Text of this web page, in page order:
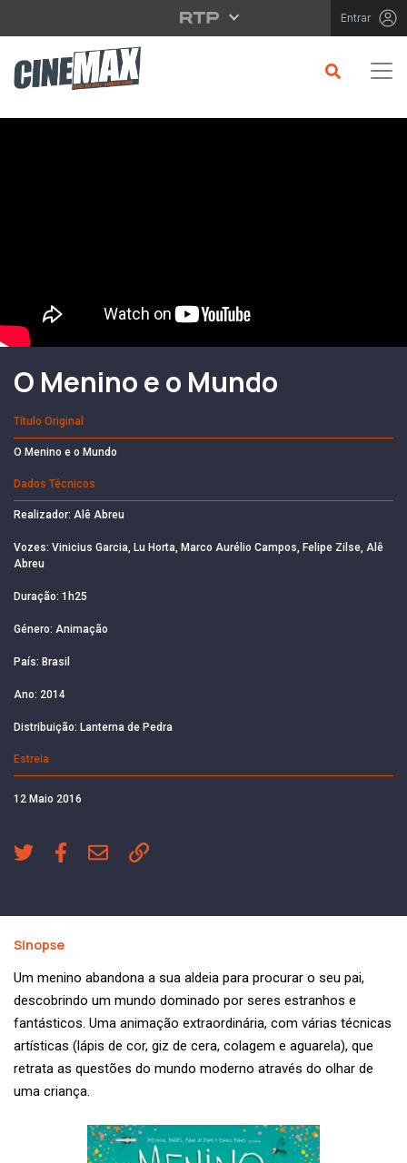
Saltar para o conteúdo principal Entrar
Filme em Cartaz
O Menino e o Mundo
Título Original
O Menino e o Mundo
Dados Técnicos
Realizador: Alê Abreu
Vozes: Vinicius Garcia, Lu Horta, Marco Aurélio Campos, Felipe Zilse, Alê
Abreu
Duração: 1h25
Género: Animação
País: Brasil
Ano: 2014
Distribuição: Lanterna de Pedra
Estreia
12 Maio 2016
Sinopse
Um menino abandona a sua aldeia para procurar o seu pai,
descobrindo um mundo dominado por seres estranhos e
fantásticos. Uma animação extraordinária, com várias técnicas
artísticas (lápis de cor, giz de cera, colagem e aguarela), que
retrata as questões do mundo moderno através do olhar de
uma criança.